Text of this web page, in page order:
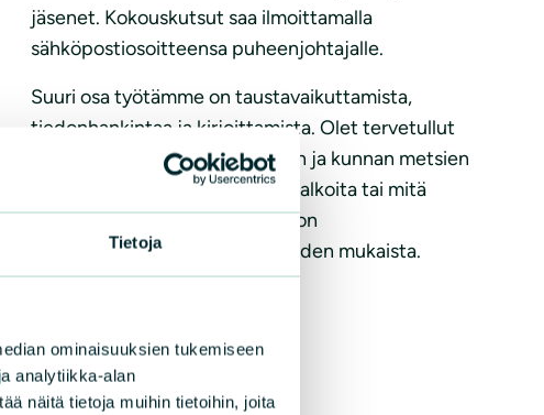
Tietoja
ominaisuuksien tukemiseen
analytiikka-alan
näitä tietoja muihin tietoihin, joita
jäsenet. Kokouskutsut saa ilmoittamalla
sähköpostiosoitteensa puheenjohtajalle.
Suuri osa työtämme on taustavaikuttamista,
tiedonhankintaa ja kirjoittamista. Olet tervetullut
mukaan vaikuttamaan kaavoihin ja kunnan metsien
käyttöön, järjestämään retkiä, talkoita tai mitä
tahansa muuta toimintaa, joka on
ympäristöyhdistyksen tavoitteiden mukaista.